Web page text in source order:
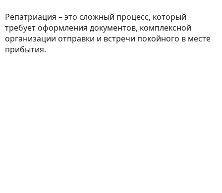
Репатриация – это сложный процесс, который
требует оформления документов, комплексной
организации отправки и встречи покойного в месте
прибытия.